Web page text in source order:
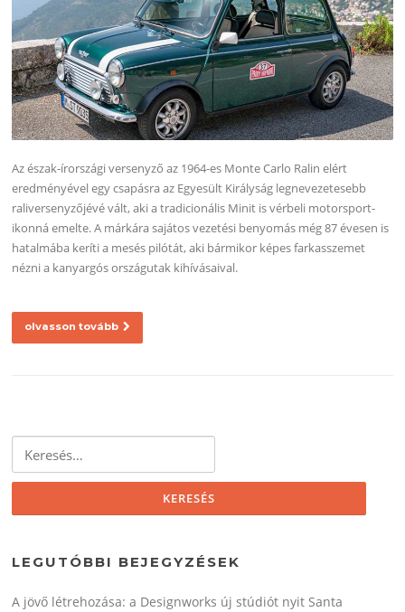
Az észak-írországi versenyző az 1964-es Monte Carlo Ralin elért
eredményével egy csapásra az Egyesült Királyság legnevezetesebb
raliversenyzőjévé vált, aki a tradicionális Minit is vérbeli motorsport-
ikonná emelte. A márkára sajátos vezetési benyomás még 87 évesen is
hatalmába keríti a mesés pilótát, aki bármikor képes farkasszemet
nézni a kanyargós országutak kihívásaival.
olvasson tovább
LEGUTÓBBI BEJEGYZÉSEK
A jövő létrehozása: a Designworks új stúdiót nyit Santa